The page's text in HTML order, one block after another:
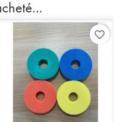
favorite_border